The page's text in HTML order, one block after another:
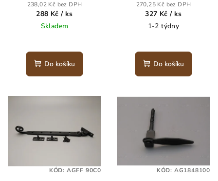
238,02 Kč bez DPH
288 Kč/ ks
Skladem
Do košíku
270,25 Kč bez DPH
327 Kč/ ks
1-2 týdny
Do košíku
KÓD: AGFF 90C0 KÓD: AG1848100